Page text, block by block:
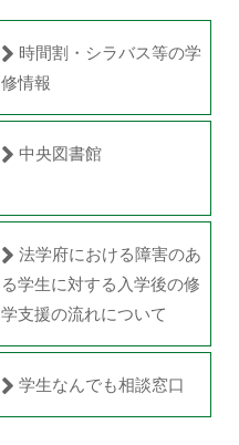
時間割・シラバス等の学
修情報
中央図書館
法学府における障害のあ
る学生に対する入学後の修
学支援の流れについて
学生なんでも相談窓口